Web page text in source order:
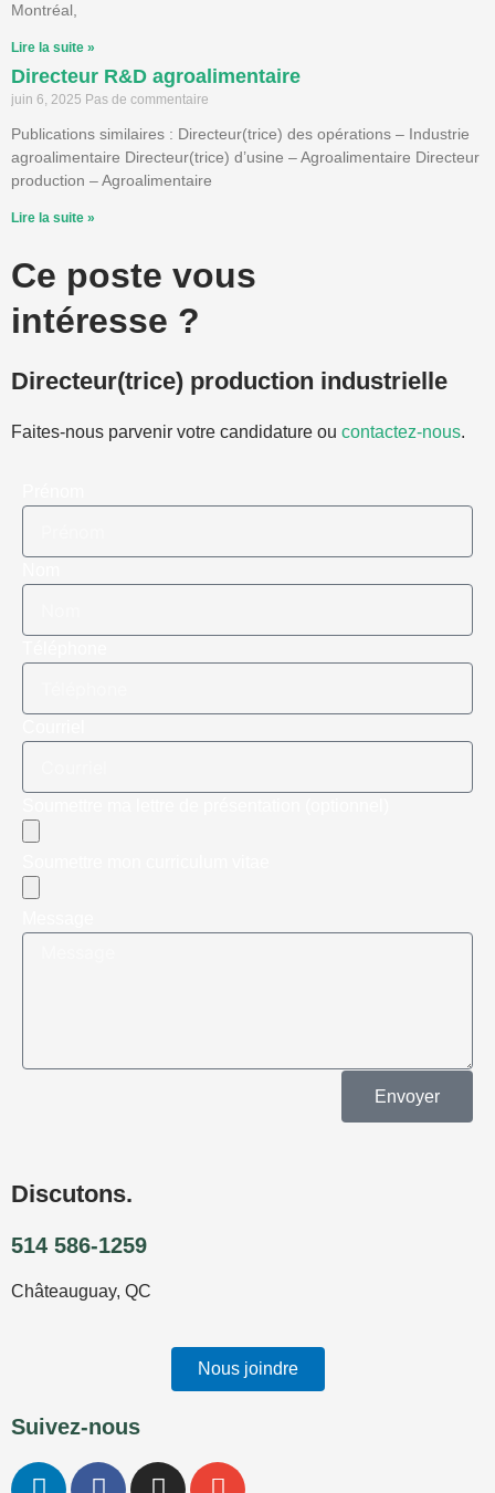
Montréal,
Lire la suite »
Directeur R&D agroalimentaire
juin 6, 2025 Pas de commentaire
Publications similaires : Directeur(trice) des opérations – Industrie
agroalimentaire Directeur(trice) d’usine – Agroalimentaire Directeur
production – Agroalimentaire
Lire la suite »
Ce poste vous
intéresse ?
Directeur(trice) production industrielle
Faites-nous parvenir votre candidature ou contactez-nous.
Envoyer
Discutons.
514 586-1259
Châteauguay, QC
Nous joindre
Suivez-nous
L
F
I
E